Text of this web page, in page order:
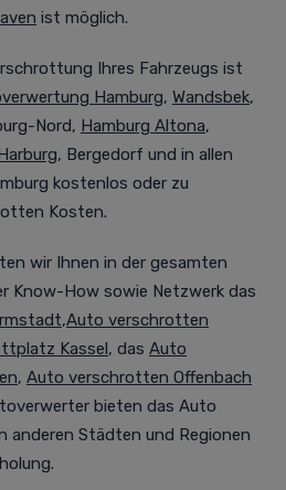
ist möglich.
Ihres Fahrzeugs ist
Hamburg, Wandsbek,
Nord, Hamburg Altona,
, Bergedorf und in allen
kostenlos oder zu
Kosten.
wir Ihnen in der gesamten
Know-How sowie Netzwerk das
,Auto verschrotten
Kassel, das Auto
, Auto verschrotten Offenbach
bieten das Auto
anderen Städten und Regionen